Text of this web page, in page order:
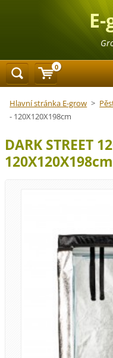
Hlavní stránka E-grow >
- 120X120X198cm
DARK STREET
120X120X198cm
0